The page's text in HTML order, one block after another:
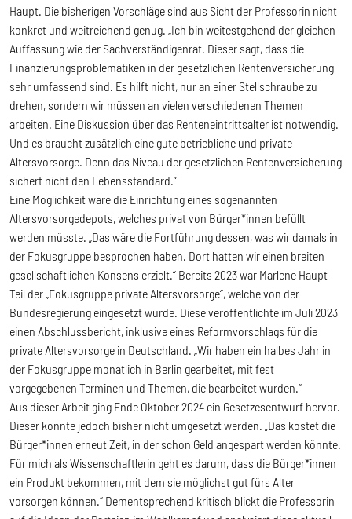
Haupt. Die bisherigen Vorschläge sind aus Sicht der Professorin nicht
konkret und weitreichend genug. „Ich bin weitestgehend der gleichen
Auffassung wie der Sachverständigenrat. Dieser sagt, dass die
Finanzierungsproblematiken in der gesetzlichen Rentenversicherung
sehr umfassend sind. Es hilft nicht, nur an einer Stellschraube zu
drehen, sondern wir müssen an vielen verschiedenen Themen
arbeiten. Eine Diskussion über das Renteneintrittsalter ist notwendig.
Und es braucht zusätzlich eine gute betriebliche und private
Altersvorsorge. Denn das Niveau der gesetzlichen Rentenversicherung
sichert nicht den Lebensstandard.“
Eine Möglichkeit wäre die Einrichtung eines sogenannten
Altersvorsorgedepots, welches privat von Bürger*innen befüllt
werden müsste. „Das wäre die Fortführung dessen, was wir damals in
der Fokusgruppe besprochen haben. Dort hatten wir einen breiten
gesellschaftlichen Konsens erzielt.“ Bereits 2023 war Marlene Haupt
Teil der „Fokusgruppe private Altersvorsorge“, welche von der
Bundesregierung eingesetzt wurde. Diese veröffentlichte im Juli 2023
einen Abschlussbericht, inklusive eines Reformvorschlags für die
private Altersvorsorge in Deutschland. „Wir haben ein halbes Jahr in
der Fokusgruppe monatlich in Berlin gearbeitet, mit fest
vorgegebenen Terminen und Themen, die bearbeitet wurden.“
Aus dieser Arbeit ging Ende Oktober 2024 ein Gesetzesentwurf hervor.
Dieser konnte jedoch bisher nicht umgesetzt werden. „Das kostet die
Bürger*innen erneut Zeit, in der schon Geld angespart werden könnte.
Für mich als Wissenschaftlerin geht es darum, dass die Bürger*innen
ein Produkt bekommen, mit dem sie möglichst gut fürs Alter
vorsorgen können.“ Dementsprechend kritisch blickt die Professorin